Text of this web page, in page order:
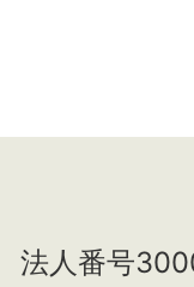
法人番号